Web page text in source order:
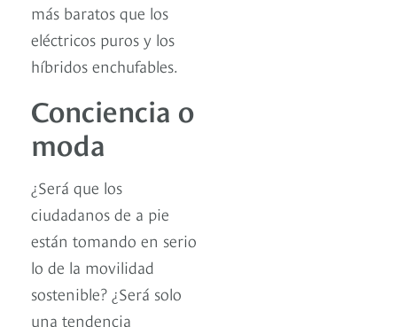
más baratos que los
eléctricos puros y los
híbridos enchufables.
Conciencia o
moda
¿Será que los
ciudadanos de a pie
están tomando en serio
lo de la movilidad
sostenible? ¿Será solo
una tendencia